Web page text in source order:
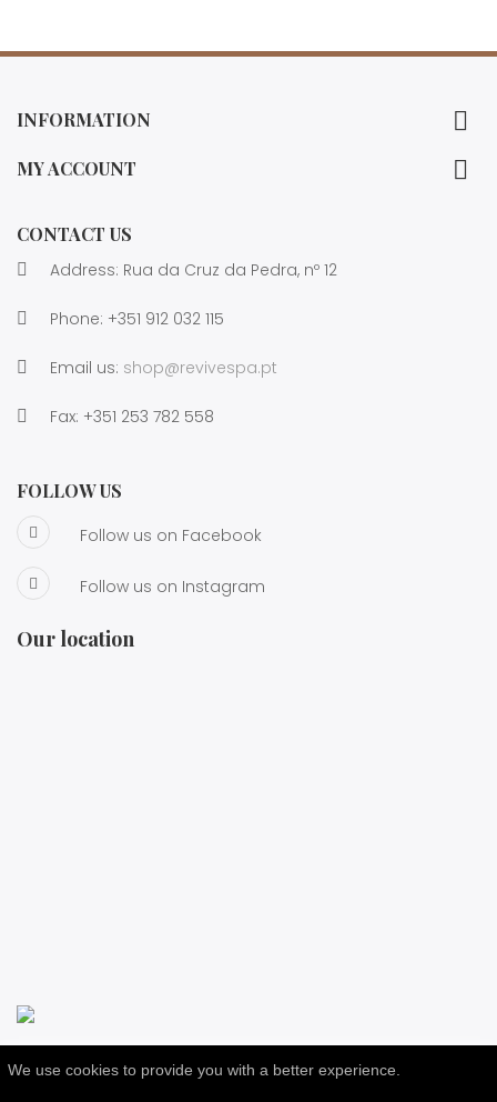
INFORMATION 
MY ACCOUNT 
CONTACT US
Address: Rua da Cruz da Pedra, nº 12
Phone: +351 912 032 115
Email us: shop@revivespa.pt
Fax: +351 253 782 558
FOLLOW US
Follow us on Facebook
Follow us on Instagram
We use cookies to provide you with a better experience.
Our location